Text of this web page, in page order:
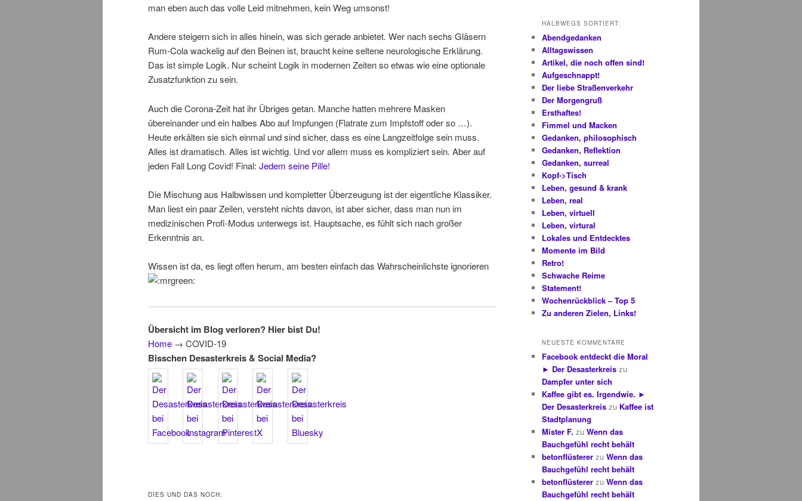
man eben auch das volle Leid mitnehmen, kein Weg umsonst!
Andere steigern sich in alles hinein, was sich gerade anbietet. Wer nach sechs Gläsern
Rum-Cola wackelig auf den Beinen ist, braucht keine seltene neurologische Erklärung.
Das ist simple Logik. Nur scheint Logik in modernen Zeiten so etwas wie eine optionale
Zusatzfunktion zu sein.
Auch die Corona-Zeit hat ihr Übriges getan. Manche hatten mehrere Masken
übereinander und ein halbes Abo auf Impfungen (Flatrate zum Impfstoff oder so …).
Heute erkälten sie sich einmal und sind sicher, dass es eine Langzeitfolge sein muss.
Alles ist dramatisch. Alles ist wichtig. Und vor allem muss es kompliziert sein. Aber auf
jeden Fall Long Covid! Final: Jedem seine Pille!
Die Mischung aus Halbwissen und kompletter Überzeugung ist der eigentliche Klassiker.
Man liest ein paar Zeilen, versteht nichts davon, ist aber sicher, dass man nun im
medizinischen Profi-Modus unterwegs ist. Hauptsache, es fühlt sich nach großer
Erkenntnis an.
Wissen ist da, es liegt offen herum, am besten einfach das Wahrscheinlichste ignorieren
Übersicht im Blog verloren? Hier bist Du!
Home → COVID-19
Bisschen Desasterkreis & Social Media?
DIES UND DAS NOCH:
HALBWEGS SORTIERT:
Abendgedanken
Alltagswissen
Artikel, die noch offen sind!
Aufgeschnappt!
Der liebe Straßenverkehr
Der Morgengruß
Ersthaftes!
Fimmel und Macken
Gedanken, philosophisch
Gedanken, Reflektion
Gedanken, surreal
Kopf->Tisch
Leben, gesund & krank
Leben, real
Leben, virtuell
Leben, virtural
Lokales und Entdecktes
Momente im Bild
Retro!
Schwache Reime
Statement!
Wochenrückblick – Top 5
Zu anderen Zielen, Links!
NEUESTE KOMMENTARE
Facebook entdeckt die Moral
► Der Desasterkreis zu
Dampfer unter sich
Kaffee gibt es. Irgendwie. ►
Der Desasterkreis zu Kaffee ist
Stadtplanung
Mister F. zu Wenn das
Bauchgefühl recht behält
betonflüsterer zu Wenn das
Bauchgefühl recht behält
betonflüsterer zu Wenn das
Bauchgefühl recht behält